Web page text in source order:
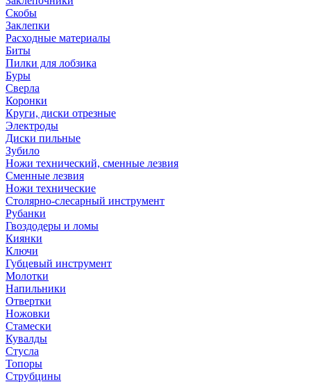
Скобы
Заклепки
Расходные материалы
Биты
Пилки для лобзика
Буры
Сверла
Коронки
Круги, диски отрезные
Электроды
Диски пильные
Зубило
Ножи технический, сменные лезвия
Сменные лезвия
Ножи технические
Столярно-слесарный инструмент
Рубанки
Гвоздодеры и ломы
Киянки
Ключи
Губцевый инструмент
Молотки
Напильники
Отвертки
Ножовки
Стамески
Кувалды
Стусла
Топоры
Струбцины